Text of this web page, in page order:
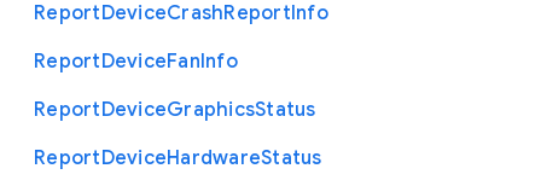
ReportDeviceCrashReportInfo
ReportDeviceFanInfo
ReportDeviceGraphicsStatus
ReportDeviceHardwareStatus